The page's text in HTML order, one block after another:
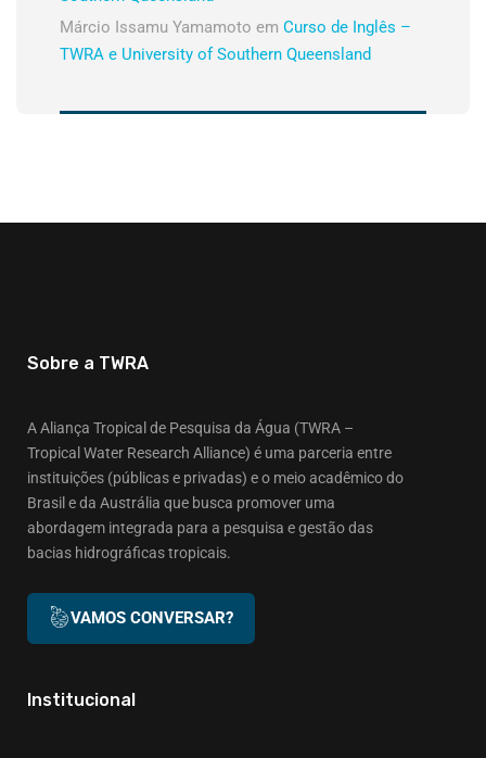
Márcio Issamu Yamamoto em Curso de Inglês –
TWRA e University of Southern Queensland
Sobre a TWRA
A Aliança Tropical de Pesquisa da Água (TWRA –
Tropical Water Research Alliance) é uma parceria entre
instituições (públicas e privadas) e o meio acadêmico do
Brasil e da Austrália que busca promover uma
abordagem integrada para a pesquisa e gestão das
bacias hidrográficas tropicais.
VAMOS CONVERSAR?
Institucional